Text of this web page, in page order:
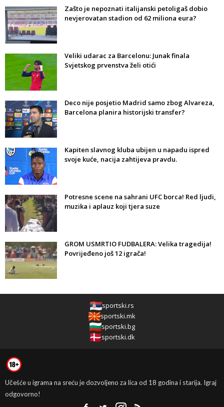
Zašto je nepoznati italijanski petoligaš dobio
nevjerovatan stadion od 62 miliona eura?
Veliki udarac za Barcelonu: Junak finala
Svjetskog prvenstva želi otići
Deco nije posjetio Madrid samo zbog Alvareza,
Barcelona planira historijski transfer?
Kapiten slavnog kluba ubijen u napadu ispred
svoje kuće, nacija zahtijeva pravdu.
Potresne scene na sahrani UFC borca! Red ljudi,
muzika i aplauz koji tjera suze
GROM USMRTIO FUDBALERA: Velika tragedija!
Povrijeđeno još 12 igrača!
sportski.rs
sportski.mk
sportski.bg
sportski.dk
Učešće u igrama na sreću je dozvoljeno za lica od 18 godina i starija. Igraj
odgovorno!